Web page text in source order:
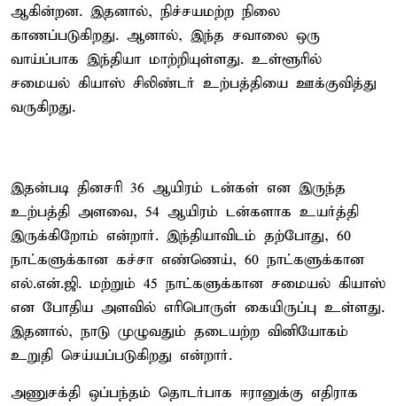
ஆகின்றன. இதனால், நிச்சயமற்ற நிலை
காணப்படுகிறது. ஆனால், இந்த சவாலை ஒரு
வாய்ப்பாக இந்தியா மாற்றியுள்ளது. உள்ளூரில்
சமையல் கியாஸ் சிலிண்டர் உற்பத்தியை ஊக்குவித்து
வருகிறது.
இதன்படி தினசரி 36 ஆயிரம் டன்கள் என இருந்த
உற்பத்தி அளவை, 54 ஆயிரம் டன்களாக உயர்த்தி
இருக்கிறோம் என்றார். இந்தியாவிடம் தற்போது, 60
நாட்களுக்கான கச்சா எண்ணெய், 60 நாட்களுக்கான
எல்.என்.ஜி. மற்றும் 45 நாட்களுக்கான சமையல் கியாஸ்
என போதிய அளவில் எரிபொருள் கையிருப்பு உள்ளது.
இதனால், நாடு முழுவதும் தடையற்ற வினியோகம்
உறுதி செய்யப்படுகிறது என்றார்.
அணுசக்தி ஒப்பந்தம் தொடர்பாக ஈரானுக்கு எதிராக